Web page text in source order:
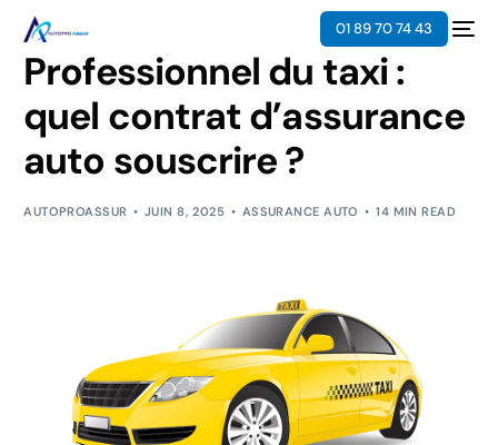
01 89 70 74 43
Professionnel du taxi :
quel contrat d’assurance
auto souscrire ?
AUTOPROASSUR JUIN 8, 2025 ASSURANCE AUTO 14 MIN READ